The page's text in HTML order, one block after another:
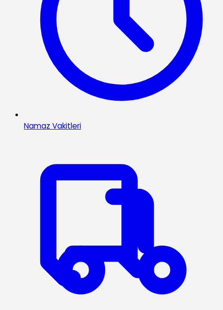
Namaz Vakitleri